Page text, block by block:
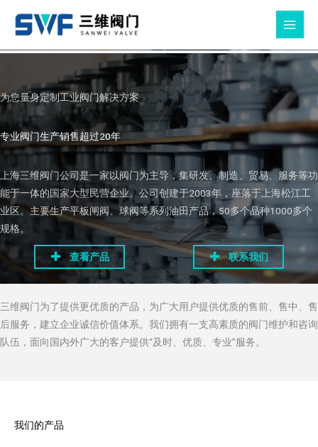
MAIN
为您量身定制工业阀门解决方案
专业阀门生产销售超过20年
上海三维阀门公司是一家以阀门为主导，集研发、制造、贸易、服务等功
能于一体的国家大型民营企业。公司创建于2003年，座落于上海松江工
业区。主要生产平板闸阀、球阀等系列油田产品，50多个品种1000多个
规格。
查看产品 联系我们
三维阀门为了提供更优质的产品，为广大用户提供优质的售前、售中、售
后服务，建立企业诚信价值体系。我们拥有一支高素质的阀门维护和咨询
队伍，面向国内外广大的客户提供“及时、优质、专业”服务。
我们的产品